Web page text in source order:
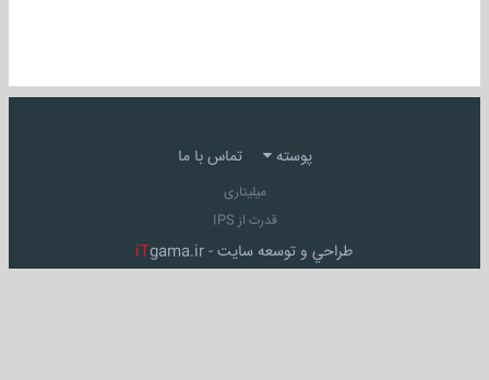
پوسته تماس با ما
میلیتاری
قدرت از IPS
طراحي و توسعه سايت - iTgama.ir